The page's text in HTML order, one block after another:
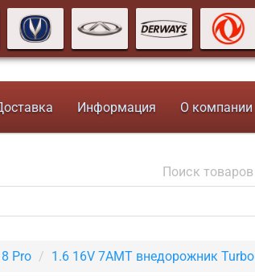
Информация О компании
Pro 1.6 16V 7AMT внедорожник Turbo